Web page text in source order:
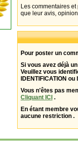
Les commentaires
que leur avis,
Pour poster un
Si vous avez déjà
Veuillez vous
IDENTIFICATION ou
Vous n'êtes pas
Cliquant ICI .
En étant membre
aucune restriction .